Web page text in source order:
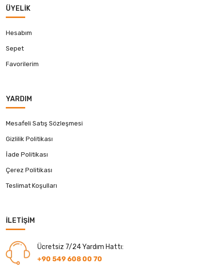
ÜYELIK
Hesabım
Sepet
Favorilerim
YARDIM
Mesafeli Satış Sözleşmesi
Gizlilik Politikası
İade Politikası
Çerez Politikası
Teslimat Koşulları
İLETIŞIM
Ücretsiz 7/24 Yardım Hattı:
+90 549 608 00 70